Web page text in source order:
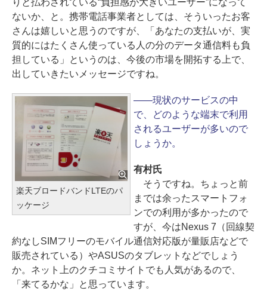
りと払わされている“負担感が大きいユーザー”になって
ないか、と。携帯電話事業者としては、そういったお客
さんは嬉しいと思うのですが、「あなたの支払いが、実
質的にはたくさん使っている人の分のデータ通信料も負
担している」というのは、今後の市場を開拓する上で、
出していきたいメッセージですね。
楽天ブロードバンドLTEのパ
ッケージ
――現状のサービスの中
で、どのような端末で利用
されるユーザーが多いので
しょうか。
有村氏
そうですね。ちょっと前
までは余ったスマートフォ
ンでの利用が多かったので
すが、今はNexus 7（回線契
約なしSIMフリーのモバイル通信対応版が量販店などで
販売されている）やASUSのタブレットなどでしょう
か。ネット上のクチコミサイトでも人気があるので、
「来てるかな」と思っています。